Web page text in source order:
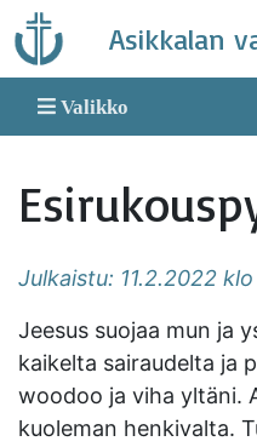
Skip
to
content
Asikkalan
Valikko
Julkaistu: 11.2.2022 klo
Jeesus suojaa mun ja
kaikelta sairaudelta ja
woodoo ja viha yltäni.
kuoleman henkivalta.